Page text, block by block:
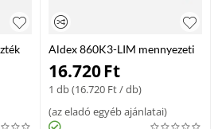
Aldex 860K3-LIM mennyezeti
lámpa fém 6 X max 60W E27
16.720Ft
1 db (16.720 Ft/ db)
(az eladó egyéb ajánlatai)